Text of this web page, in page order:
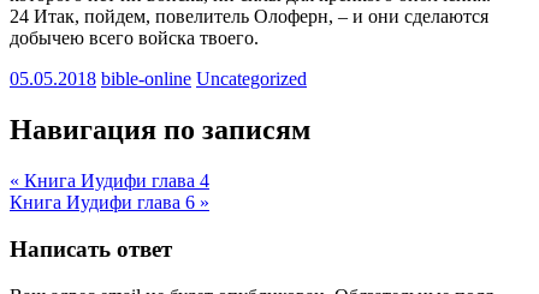
24 Итак, пойдем, повелитель Олоферн, – и они сделаются
добычею всего войска твоего.
05.05.2018 bible-online Uncategorized
Навигация по записям
« Книга Иудифи глава 4
Книга Иудифи глава 6 »
Написать ответ